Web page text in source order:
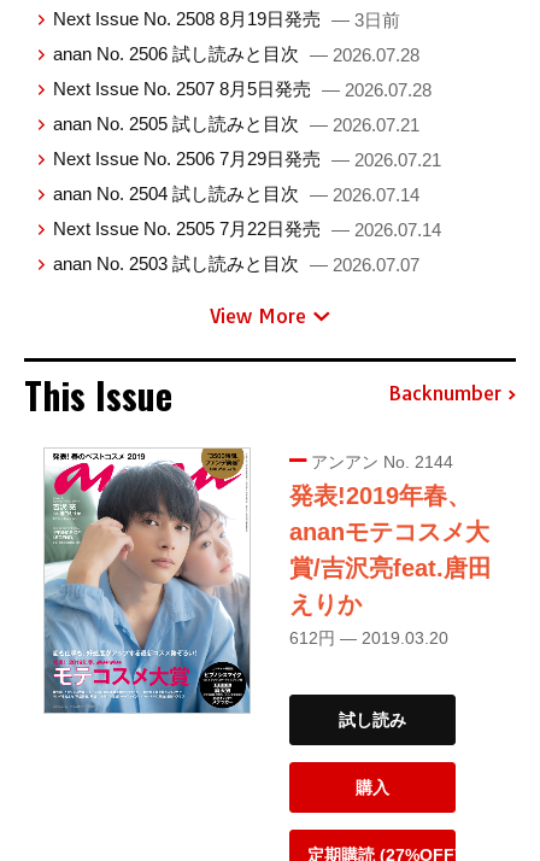
Next Issue No. 2508 8月19日発売 — 3日前
anan No. 2506 試し読みと目次 — 2026.07.28
Next Issue No. 2507 8月5日発売 — 2026.07.28
anan No. 2505 試し読みと目次 — 2026.07.21
Next Issue No. 2506 7月29日発売 — 2026.07.21
anan No. 2504 試し読みと目次 — 2026.07.14
Next Issue No. 2505 7月22日発売 — 2026.07.14
anan No. 2503 試し読みと目次 — 2026.07.07
View More
This Issue Backnumber
アンアン No. 2144
発表!2019年春、
ananモテコスメ大
賞/吉沢亮feat.唐田
えりか
612円 — 2019.03.20
試し読み
購入
定期購読 (27%OFF)